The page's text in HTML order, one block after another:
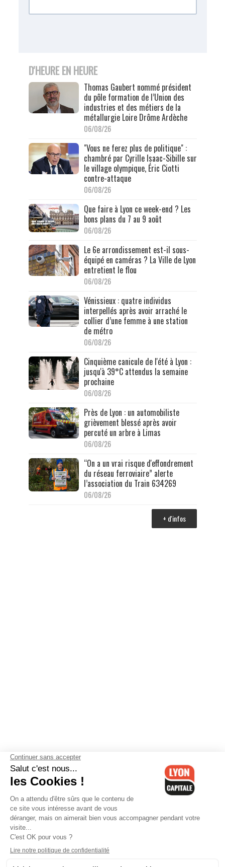
D'HEURE EN HEURE
Thomas Gaubert nommé président
du pôle formation de l’Union des
industries et des métiers de la
métallurgie Loire Drôme Ardèche
06/08/26
"Vous ne ferez plus de politique" :
chambré par Cyrille Isaac-Sibille sur
le village olympique, Éric Ciotti
contre-attaque
06/08/26
Que faire à Lyon ce week-end ? Les
bons plans du 7 au 9 août
06/08/26
Le 6e arrondissement est-il sous-
équipé en caméras ? La Ville de Lyon
entretient le flou
06/08/26
Vénissieux : quatre individus
interpellés après avoir arraché le
collier d’une femme à une station
de métro
06/08/26
Cinquième canicule de l'été à Lyon :
jusqu'à 39°C attendus la semaine
prochaine
06/08/26
Près de Lyon : un automobiliste
grièvement blessé après avoir
percuté un arbre à Limas
06/08/26
“On a un vrai risque d'effondrement
du réseau ferroviaire” alerte
l’association du Train 634269
06/08/26
+ d'infos